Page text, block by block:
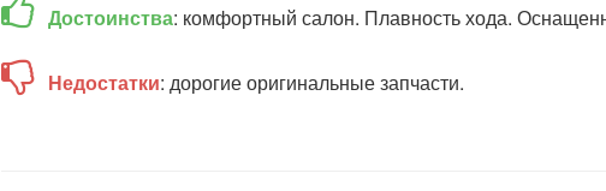
Достоинства: комфортный салон. Плавность хода.
Недостатки: дорогие оригинальные запчасти.